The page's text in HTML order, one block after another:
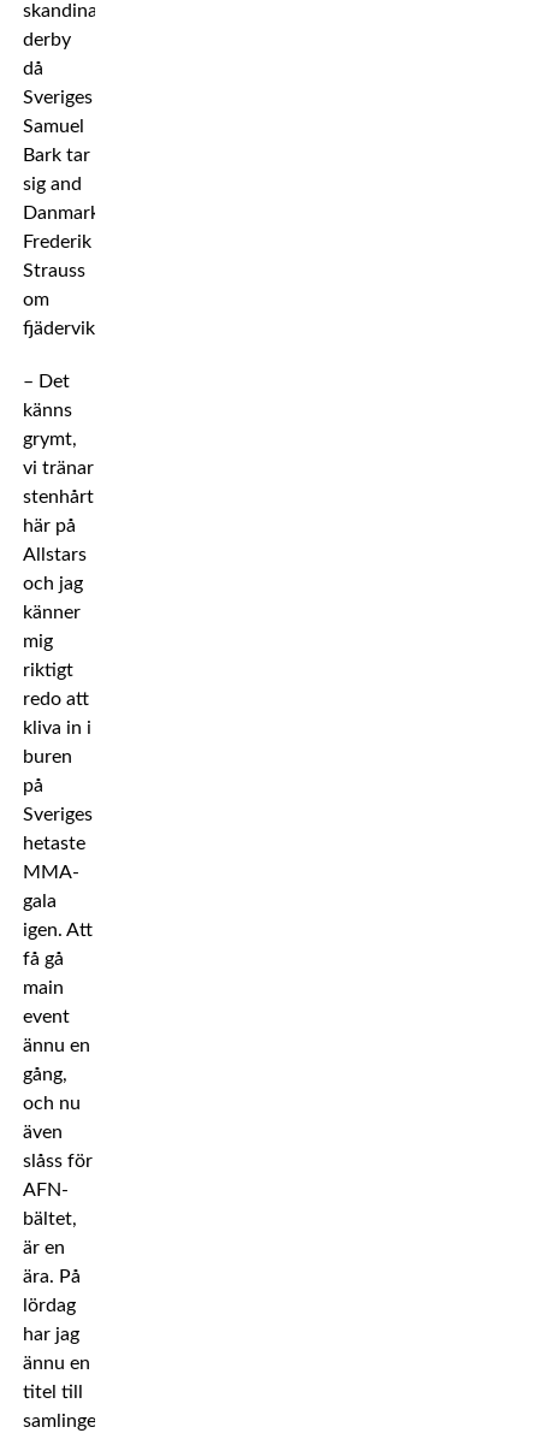
skandinaviskt
derby
då
Sveriges
Samuel
Bark tar
sig and
Danmarks
Frederik
Strauss
om
fjäderviktstiteln.
– Det
känns
grymt,
vi tränar
stenhårt
här på
Allstars
och jag
känner
mig
riktigt
redo att
kliva in i
buren
på
Sveriges
hetaste
MMA-
gala
igen. Att
få gå
main
event
ännu en
gång,
och nu
även
slåss för
AFN-
bältet,
är en
ära. På
lördag
har jag
ännu en
titel till
samlingen,